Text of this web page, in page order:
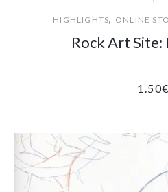
HIGHLIGHTS, ONLINE
Rock Art Site:
1.50€